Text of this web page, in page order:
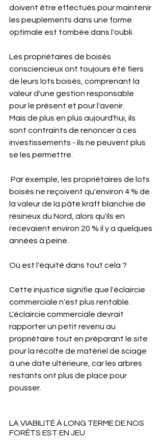
doivent être effectués pour maintenir
les peuplements dans une forme
optimale est tombée dans l'oubli.
Les propriétaires de boisés
consciencieux ont toujours été fiers
de leurs lots boisés, comprenant la
valeur d'une gestion responsable
pour le présent et pour l'avenir.
Mais de plus en plus aujourd'hui, ils
sont contraints de renoncer à ces
investissements - ils ne peuvent plus
se les permettre.
boisés ne reçoivent qu'environ 4 % de
la valeur de la pâte kraft blanchie de
résineux du Nord, alors qu'ils en
recevaient environ 20 % il y a quelques
années à peine.
Où est l'équité dans tout cela ?
Cette injustice signifie que l'éclaircie
commerciale n'est plus rentable.
L'éclaircie commerciale devrait
rapporter un petit revenu au
propriétaire tout en préparant le site
pour la récolte de matériel de sciage
à une date ultérieure, car les arbres
restants ont plus de place pour
pousser.
LA VIABILITÉ À LONG TERME DE NOS
FORÊTS EST EN JEU